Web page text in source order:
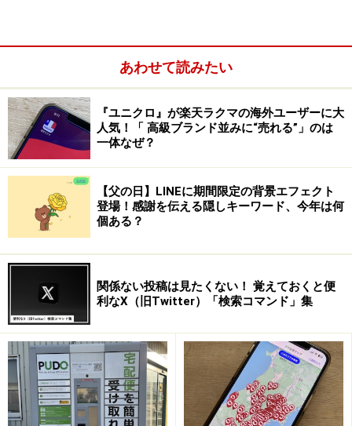
6月以降、一部のメールソフトでGmailが使えなくなる？（出
典：Google アカウント ヘルプページ
「ユーザー名とパスワードのみでGoogleアカウントにロ
グインする」とありますが、まず前提として、Googleは
サードパーティ製のメールソフトについて、Gmailとの組
み合わせにはOAuth（パスワードを安全に守る為の技
あわせて読みたい
『ユニクロ』が楽天ラクマの海外ユーザーに大
人気！「 高級ブランド並みに“売れる”」のは
一体なぜ？
【父の日】LINEに期間限定の背景エフェクト
登場！感謝を伝える隠しキーワード、今年は何
個ある？
関係ない投稿は見たくない！ 覚えておくと便
利なX（旧Twitter）「検索コマンド」集